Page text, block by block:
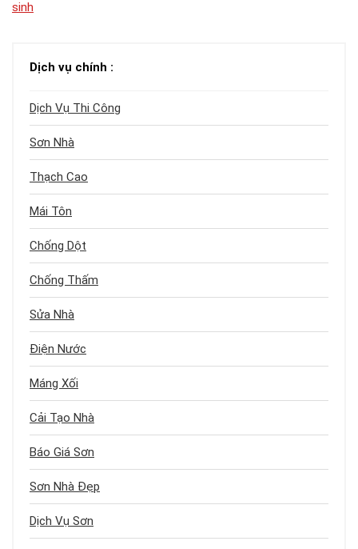
Dịch vụ chính :
Dịch Vụ Thi Công
Sơn Nhà
Thạch Cao
Mái Tôn
Chống Dột
Chống Thấm
Sửa Nhà
Điện Nước
Máng Xối
Cải Tạo Nhà
Báo Giá Sơn
Sơn Nhà Đẹp
Dịch Vụ Sơn